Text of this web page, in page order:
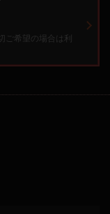
希望の場合は利